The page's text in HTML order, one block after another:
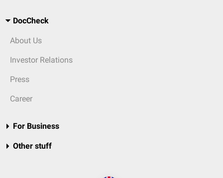
DocCheck
About Us
Investor Relations
Press
Career
For Business
Other stuff